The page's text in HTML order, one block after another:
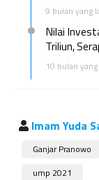
9 bulan yang
Nilai
Triliun,
10 bulan
Imam Yuda
Ganjar Pranowo
ump 2021